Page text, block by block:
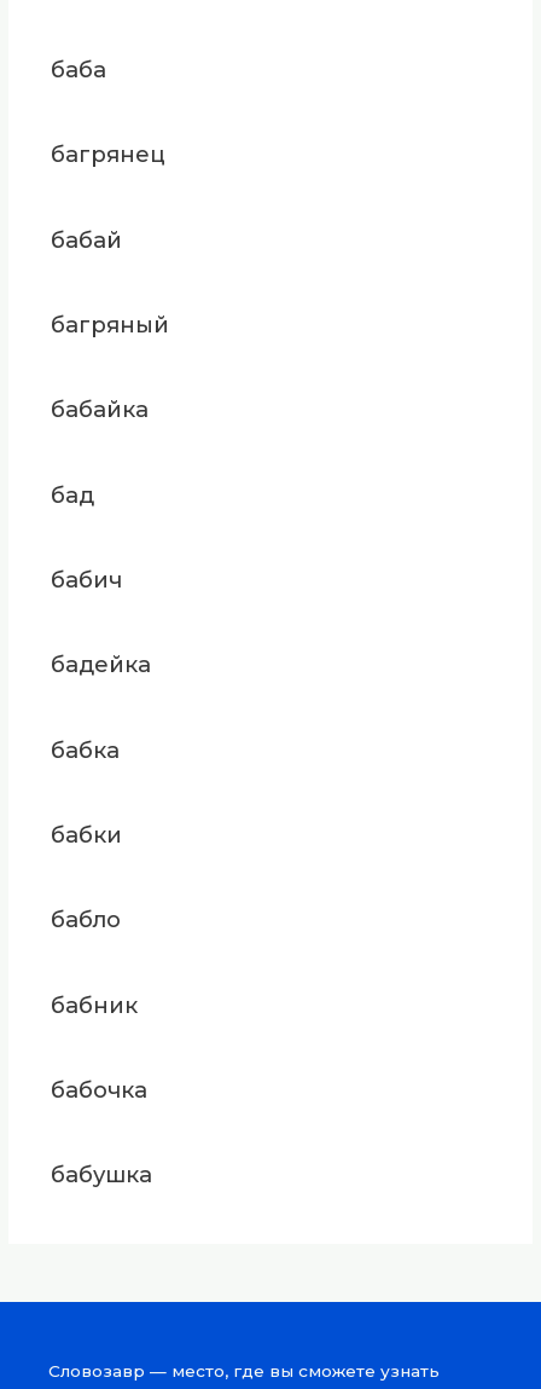
баба
багрянец
бабай
багряный
бабайка
бад
бабич
бадейка
бабка
бабки
бабло
бабник
бабочка
бабушка
Словозавр — место, где вы сможете узнать